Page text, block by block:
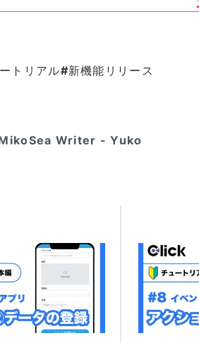
トリアル#新機能リリース
Writer - Yuko